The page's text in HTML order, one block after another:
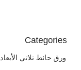
Categories
ورق حائط ثلاثي الأبعاد